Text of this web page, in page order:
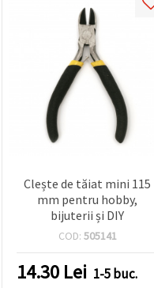
Clește de tăiat mini 115
mm pentru hobby,
bijuterii și DIY
COD: 505141
14.30 Lei 1-5 buc.